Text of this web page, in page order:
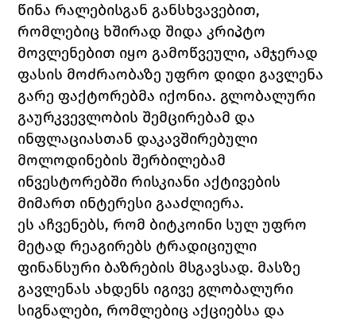
წინა რალებისგან განსხვავებით,
რომლებიც ხშირად შიდა კრიპტო
მოვლენებით იყო გამოწვეული, ამჯერად
ფასის მოძრაობაზე უფრო დიდი გავლენა
გარე ფაქტორებმა იქონია. გლობალური
გაურკვევლობის შემცირებამ და
ინფლაციასთან დაკავშირებული
მოლოდინების შერბილებამ
ინვესტორებში რისკიანი აქტივების
მიმართ ინტერესი გააძლიერა.
ეს აჩვენებს, რომ ბიტკოინი სულ უფრო
მეტად რეაგირებს ტრადიციული
ფინანსური ბაზრების მსგავსად. მასზე
გავლენას ახდენს იგივე გლობალური
სიგნალები, რომლებიც აქციებსა და